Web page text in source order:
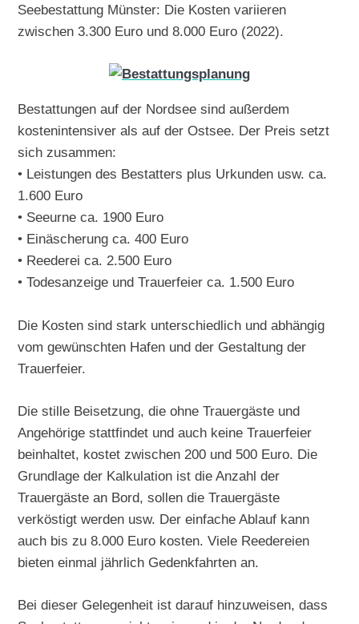
Seebestattung Münster: Die Kosten variieren
zwischen 3.300 Euro und 8.000 Euro (2022).
Bestattungen auf der Nordsee sind außerdem
kostenintensiver als auf der Ostsee. Der Preis setzt
sich zusammen:
• Leistungen des Bestatters plus Urkunden usw. ca.
1.600 Euro
• Seeurne ca. 1900 Euro
• Einäscherung ca. 400 Euro
• Reederei ca. 2.500 Euro
• Todesanzeige und Trauerfeier ca. 1.500 Euro
Die Kosten sind stark unterschiedlich und abhängig
vom gewünschten Hafen und der Gestaltung der
Trauerfeier.
Die stille Beisetzung, die ohne Trauergäste und
Angehörige stattfindet und auch keine Trauerfeier
beinhaltet, kostet zwischen 200 und 500 Euro. Die
Grundlage der Kalkulation ist die Anzahl der
Trauergäste an Bord, sollen die Trauergäste
verköstigt werden usw. Der einfache Ablauf kann
auch bis zu 8.000 Euro kosten. Viele Reedereien
bieten einmal jährlich Gedenkfahrten an.
Bei dieser Gelegenheit ist darauf hinzuweisen, dass